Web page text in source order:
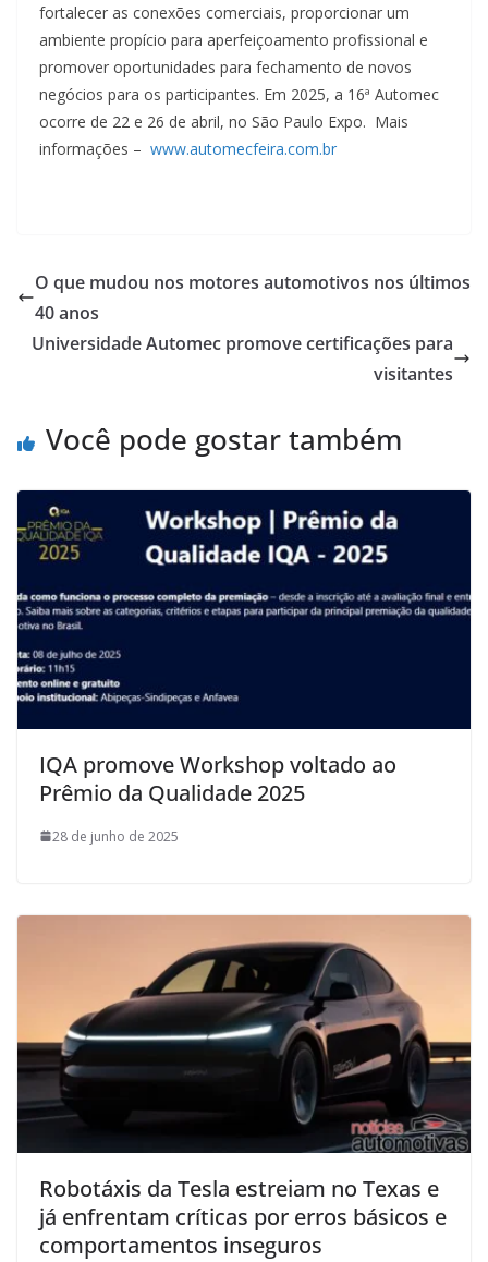
fortalecer as conexões comerciais, proporcionar um
ambiente propício para aperfeiçoamento profissional e
promover oportunidades para fechamento de novos
negócios para os participantes. Em 2025, a 16ª Automec
ocorre de 22 e 26 de abril, no São Paulo Expo. Mais
informações – www.automecfeira.com.br
O que mudou nos motores automotivos nos últimos
40 anos
Universidade Automec promove certificações para
visitantes
Você pode gostar também
IQA promove Workshop voltado ao
Prêmio da Qualidade 2025
28 de junho de 2025
Robotáxis da Tesla estreiam no Texas e
já enfrentam críticas por erros básicos e
comportamentos inseguros